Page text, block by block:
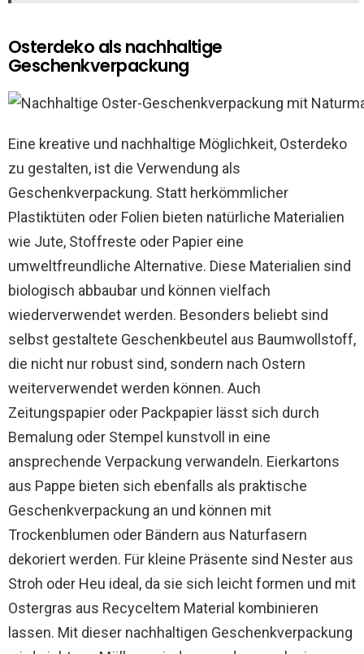
Osterdeko als nachhaltige
Geschenkverpackung
Eine kreative und nachhaltige Möglichkeit, Osterdeko
zu gestalten, ist die Verwendung als
Geschenkverpackung. Statt herkömmlicher
Plastiktüten oder Folien bieten natürliche Materialien
wie Jute, Stoffreste oder Papier eine
umweltfreundliche Alternative. Diese Materialien sind
biologisch abbaubar und können vielfach
wiederverwendet werden. Besonders beliebt sind
selbst gestaltete Geschenkbeutel aus Baumwollstoff,
die nicht nur robust sind, sondern nach Ostern
weiterverwendet werden können. Auch
Zeitungspapier oder Packpapier lässt sich durch
Bemalung oder Stempel kunstvoll in eine
ansprechende Verpackung verwandeln. Eierkartons
aus Pappe bieten sich ebenfalls als praktische
Geschenkverpackung an und können mit
Trockenblumen oder Bändern aus Naturfasern
dekoriert werden. Für kleine Präsente sind Nester aus
Stroh oder Heu ideal, da sie sich leicht formen und mit
Ostergras aus Recyceltem Material kombinieren
lassen. Mit dieser nachhaltigen Geschenkverpackung